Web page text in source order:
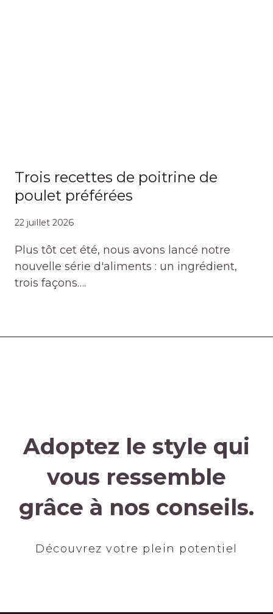
Trois recettes de poitrine de
poulet préférées
22 juillet 2026
Plus tôt cet été, nous avons lancé notre
nouvelle série d'aliments : un ingrédient,
trois façons….
Adoptez le style qui
vous ressemble
grâce à nos conseils.
Découvrez votre plein potentiel